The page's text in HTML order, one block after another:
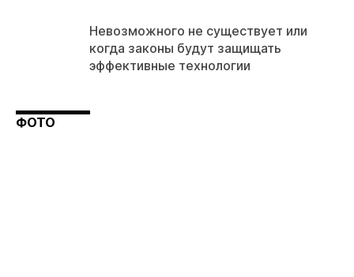
Невозможного не существует или
когда законы будут защищать
эффективные технологии
ФОТО